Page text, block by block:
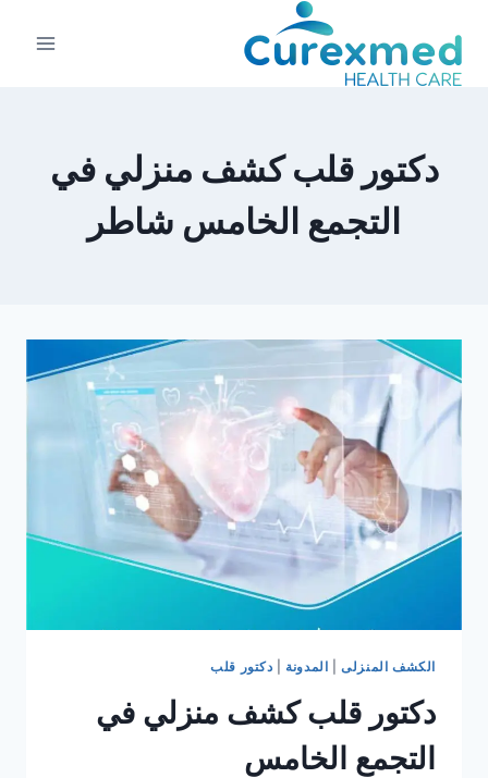
المحتوى
دكتور قلب كشف منزلي في
التجمع الخامس شاطر
الكشف المنزلى| المدونة دكتور قلب
دكتور قلب كشف منزلي في
التجمع الخامس